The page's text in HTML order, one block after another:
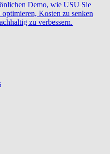
Demo, wie USU Sie
Kosten zu senken
zu verbessern.